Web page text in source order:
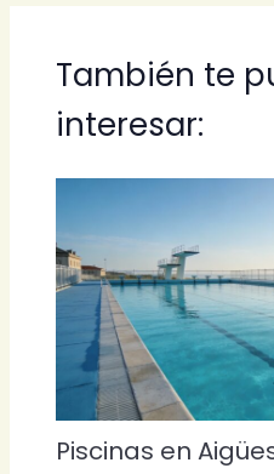
También te
interesar:
Piscinas en